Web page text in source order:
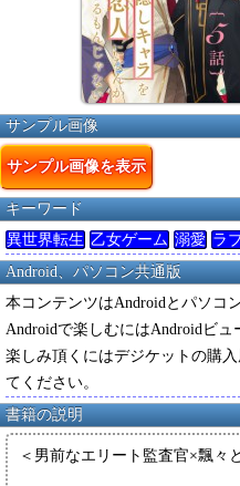
サンプル画像
サンプル画像を表示
キーワード
異世界転生 乙女ゲーム 溺愛 ラ
Android、パソコン共通版
本コンテンツはAndroidとパソコ
Androidで楽しむにはAndroidビ
楽しみ頂くにはデジケットの購
てください。
書籍の説明
＜男前なエリート監査官×飄々